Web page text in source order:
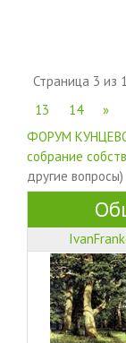
Страница 3 из
13
14
»
ФОРУМ
собрание
другие вопросы)